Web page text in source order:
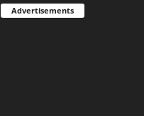
Advertisements